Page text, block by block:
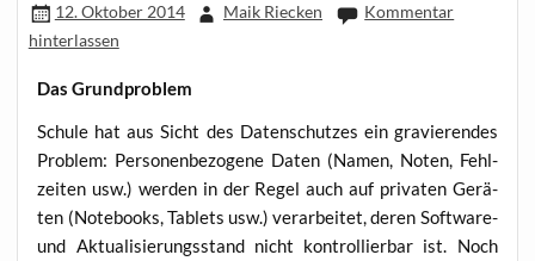
12. Oktober 2014 Maik Riecken
Kommentar
hinterlassen
Das Grund­pro­blem
Schu­le hat aus Sicht des Daten­schut­zes ein gra­vie­ren­des
Pro­blem: Per­so­nen­be­zo­ge­ne Daten (Namen, Noten, Fehl­
zei­ten usw.) wer­den in der Regel auch auf pri­va­ten Gerä­
ten (Note­books, Tablets usw.) ver­ar­bei­tet, deren Soft­ware-
und Aktua­li­sie­rungs­stand nicht kon­trol­lier­bar ist. Noch